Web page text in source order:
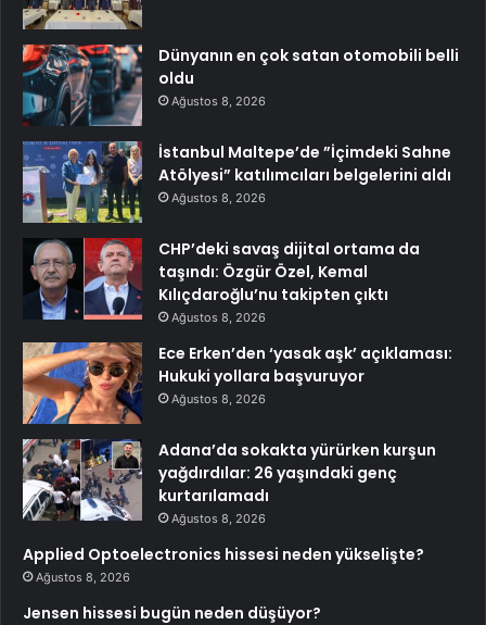
Dünyanın en çok satan otomobili belli
oldu
Ağustos 8, 2026
İstanbul Maltepe’de ”İçimdeki Sahne
Atölyesi” katılımcıları belgelerini aldı
Ağustos 8, 2026
CHP’deki savaş dijital ortama da
taşındı: Özgür Özel, Kemal
Kılıçdaroğlu’nu takipten çıktı
Ağustos 8, 2026
Ece Erken’den ‘yasak aşk’ açıklaması:
Hukuki yollara başvuruyor
Ağustos 8, 2026
Adana’da sokakta yürürken kurşun
yağdırdılar: 26 yaşındaki genç
kurtarılamadı
Ağustos 8, 2026
Applied Optoelectronics hissesi neden yükselişte?
Ağustos 8, 2026
Jensen hissesi bugün neden düşüyor?